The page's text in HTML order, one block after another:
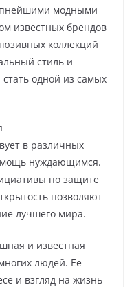
модными
известных брендов
коллекций
стиль и
одной из самых
в различных
нуждающимся.
по защите
позволяют
лучшего мира.
и известная
людей. Ее
и взгляд на жизнь